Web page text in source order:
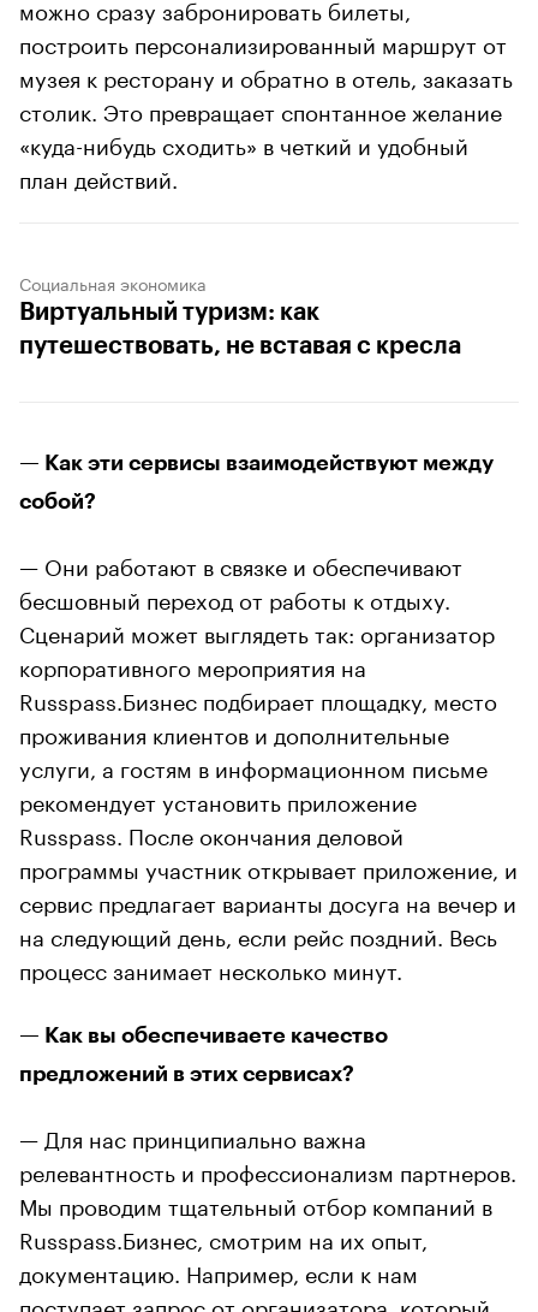
можно сразу забронировать билеты,
построить персонализированный маршрут от
музея к ресторану и обратно в отель, заказать
столик. Это превращает спонтанное желание
«куда-нибудь сходить» в четкий и удобный
план действий.
Социальная экономика
Виртуальный туризм: как
путешествовать, не вставая с кресла
— Как эти сервисы взаимодействуют между
собой?
— Они работают в связке и обеспечивают
бесшовный переход от работы к отдыху.
Сценарий может выглядеть так: организатор
корпоративного мероприятия на
Russpass.Бизнес подбирает площадку, место
проживания клиентов и дополнительные
услуги, а гостям в информационном письме
рекомендует установить приложение
Russpass. После окончания деловой
программы участник открывает приложение, и
сервис предлагает варианты досуга на вечер и
на следующий день, если рейс поздний. Весь
процесс занимает несколько минут.
— Как вы обеспечиваете качество
предложений в этих сервисах?
— Для нас принципиально важна
релевантность и профессионализм партнеров.
Мы проводим тщательный отбор компаний в
Russpass.Бизнес, смотрим на их опыт,
документацию. Например, если к нам
поступает запрос от организатора, который